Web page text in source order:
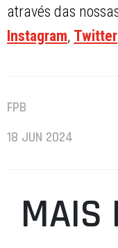
através das
Instagram, Twitter
FPB
18 JUN 2024
MAIS